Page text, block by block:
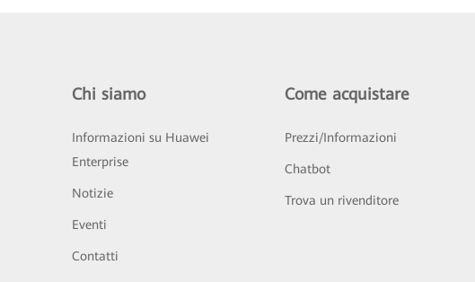
Chi siamo
Informazioni su Huawei
Enterprise
Notizie
Eventi
Contatti
Come acquistare
Prezzi/Informazioni
Chatbot
Trova un rivenditore